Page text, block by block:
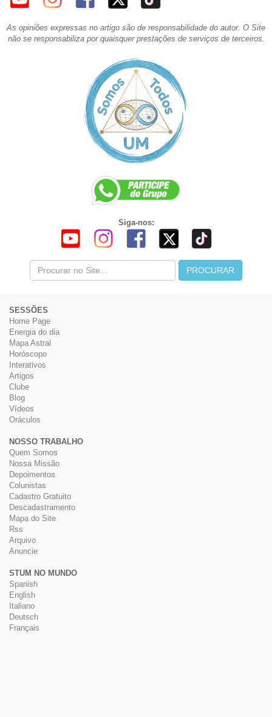
As opiniões expressas no artigo são de responsabilidade do autor. O Site
não se responsabiliza por quaisquer prestações de serviços de terceiros.
Siga-nos:
SESSÕES
Home Page
Energia do dia
Mapa Astral
Horóscopo
Interativos
Artigos
Clube
Blog
Vídeos
Oráculos
NOSSO TRABALHO
Quem Somos
Nossa Missão
Depoimentos
Colunistas
Cadastro Gratuito
Descadastramento
Mapa do Site
Rss
Arquivo
Anuncie
STUM NO MUNDO
Spanish
English
Italiano
Deutsch
Français